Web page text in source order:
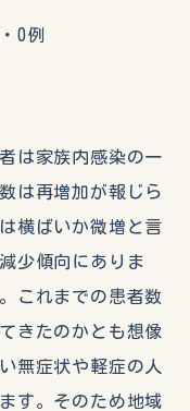
0例
は家族内感染の一
は再増加が報じら
横ばいか微増と言
少傾向にありま
これまでの患者数
きたのかとも想像
無症状や軽症の人
す。そのため地域